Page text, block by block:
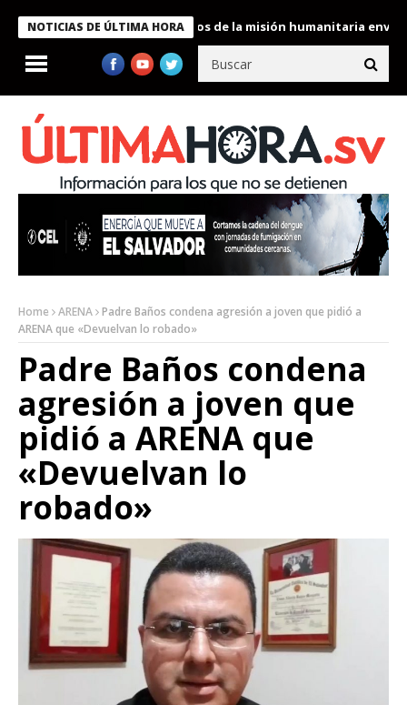
NOTICIAS DE ÚLTIMA HORA
condecora a miembros de la misión humanitaria enviada a
Home ARENA Padre Baños condena agresión a joven que pidió a
ARENA que «Devuelvan lo robado»
Padre Baños condena
agresión a joven que
pidió a ARENA que
«Devuelvan lo
robado»